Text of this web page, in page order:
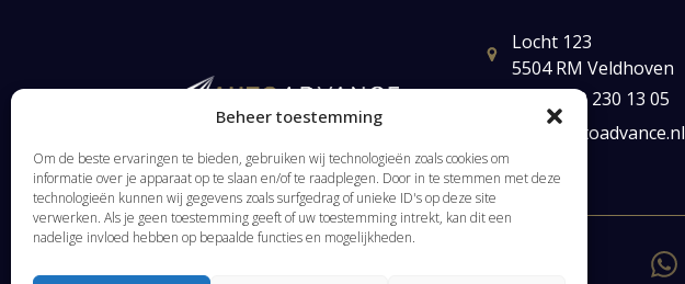
Beheer toestemming
Om de beste ervaringen te bieden, gebruiken wij technologieën zoals cookies om
informatie over je apparaat op te slaan en/of te raadplegen. Door in te stemmen met deze
technologieën kunnen wij gegevens zoals surfgedrag of unieke ID's op deze site
verwerken. Als je geen toestemming geeft of uw toestemming intrekt, kan dit een
nadelige invloed hebben op bepaalde functies en mogelijkheden.
Locht 123
5504 RM Veldhoven
+31(0) 40 230 13 05
mail@autoadvance.nl